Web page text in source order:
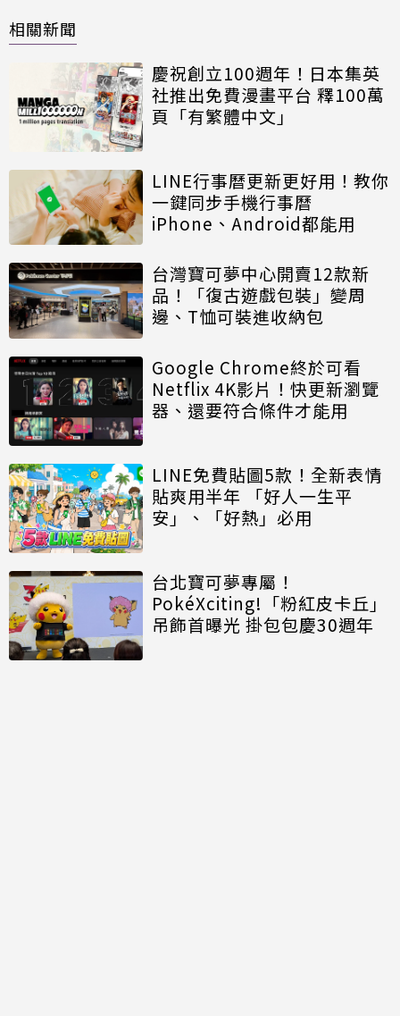
相關新聞
慶祝創立100週年！日本集英
社推出免費漫畫平台 釋100萬
頁「有繁體中文」
LINE行事曆更新更好用！教你
一鍵同步手機行事曆
iPhone、Android都能用
台灣寶可夢中心開賣12款新
品！「復古遊戲包裝」變周
邊、T恤可裝進收納包
Google Chrome終於可看
Netflix 4K影片！快更新瀏覽
器、還要符合條件才能用
LINE免費貼圖5款！全新表情
貼爽用半年 「好人一生平
安」、「好熱」必用
台北寶可夢專屬！
PokéXciting!「粉紅皮卡丘」
吊飾首曝光 掛包包慶30週年